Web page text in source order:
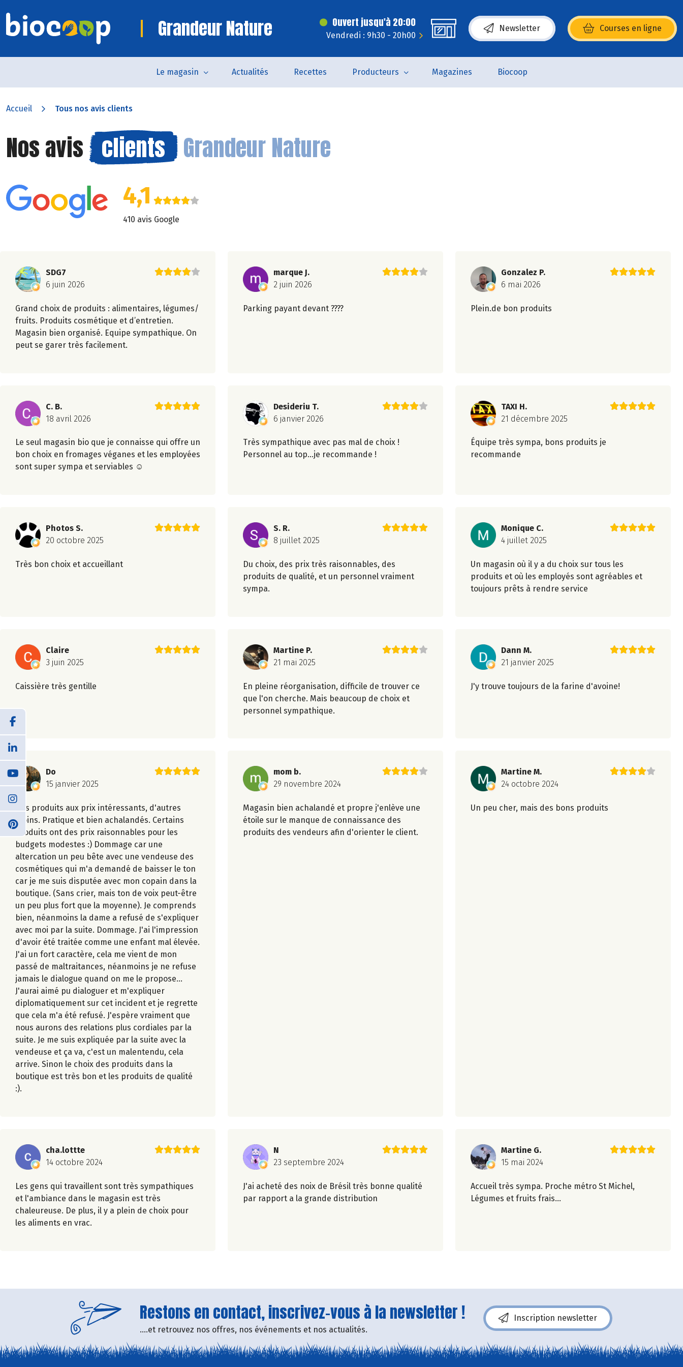
Grandeur Nature Ouvert jusqu'à 20:00
Vendredi : 9h30 - 20h00
Newsletter Courses en ligne
(s’ouvre dans une nouvelle fenêtre)
Le magasin Actualités Recettes Producteurs Magazines Biocoop
Accueil Tous nos avis clients
Nos avis clients Grandeur Nature
4,1
410 avis Google
SDG7
6 juin 2026
Grand choix de produits : alimentaires, légumes/
fruits. Produits cosmétique et d’entretien.
Magasin bien organisé. Equipe sympathique. On
peut se garer très facilement.
marque J.
2 juin 2026
Parking payant devant ????
Gonzalez P.
6 mai 2026
Plein.de bon produits
C. B.
18 avril 2026
Le seul magasin bio que je connaisse qui offre un
bon choix en fromages véganes et les employées
sont super sympa et serviables ☺️
Desideriu T.
6 janvier 2026
Très sympathique avec pas mal de choix !
Personnel au top...je recommande !
TAXI H.
21 décembre 2025
Équipe très sympa, bons produits je
recommande
Photos S.
20 octobre 2025
Très bon choix et accueillant
S. R.
8 juillet 2025
Du choix, des prix très raisonnables, des
produits de qualité, et un personnel vraiment
sympa.
Monique C.
4 juillet 2025
Un magasin où il y a du choix sur tous les
produits et où les employés sont agréables et
toujours prêts à rendre service
Claire
3 juin 2025
Caissière très gentille
Martine P.
21 mai 2025
En pleine réorganisation, difficile de trouver ce
que l'on cherche. Mais beaucoup de choix et
personnel sympathique.
Dann M.
21 janvier 2025
J'y trouve toujours de la farine d'avoine!
Do
15 janvier 2025
Des produits aux prix intéressants, d'autres
moins. Pratique et bien achalandés. Certains
produits ont des prix raisonnables pour les
budgets modestes :) Dommage car une
altercation un peu bête avec une vendeuse des
cosmétiques qui m'a demandé de baisser le ton
car je me suis disputée avec mon copain dans la
boutique. (Sans crier, mais ton de voix peut-être
un peu plus fort que la moyenne). Je comprends
bien, néanmoins la dame a refusé de s'expliquer
avec moi par la suite. Dommage. J'ai l'impression
d'avoir été traitée comme une enfant mal élevée.
J'ai un fort caractère, cela me vient de mon
passé de maltraitances, néanmoins je ne refuse
jamais le dialogue quand on me le propose...
J'aurai aimé pu dialoguer et m'expliquer
diplomatiquement sur cet incident et je regrette
que cela m'a été refusé. J'espère vraiment que
nous aurons des relations plus cordiales par la
suite. Je me suis expliquée par la suite avec la
vendeuse et ça va, c'est un malentendu, cela
arrive. Sinon le choix des produits dans la
boutique est très bon et les produits de qualité
:).
mom b.
29 novembre 2024
Magasin bien achalandé et propre j'enlève une
étoile sur le manque de connaissance des
produits des vendeurs afin d'orienter le client.
Martine M.
24 octobre 2024
Un peu cher, mais des bons produits
cha.lottte
14 octobre 2024
Les gens qui travaillent sont très sympathiques
et l'ambiance dans le magasin est très
chaleureuse. De plus, il y a plein de choix pour
les aliments en vrac.
N
23 septembre 2024
J'ai acheté des noix de Brésil très bonne qualité
par rapport a la grande distribution
Martine G.
15 mai 2024
Accueil très sympa. Proche métro St Michel,
Légumes et fruits frais...
Restons en contact, inscrivez-vous à la newsletter !
....et retrouvez nos offres, nos événements et nos actualités.
Inscription newsletter